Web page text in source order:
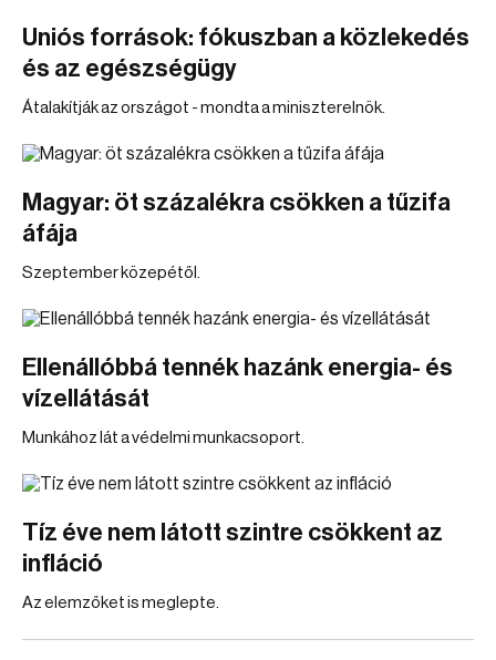
Uniós források: fókuszban a közlekedés
és az egészségügy
Átalakítják az országot - mondta a miniszterelnök.
Magyar: öt százalékra csökken a tűzifa
áfája
Szeptember közepétől.
Ellenállóbbá tennék hazánk energia- és
vízellátását
Munkához lát a védelmi munkacsoport.
Tíz éve nem látott szintre csökkent az
infláció
Az elemzőket is meglepte.